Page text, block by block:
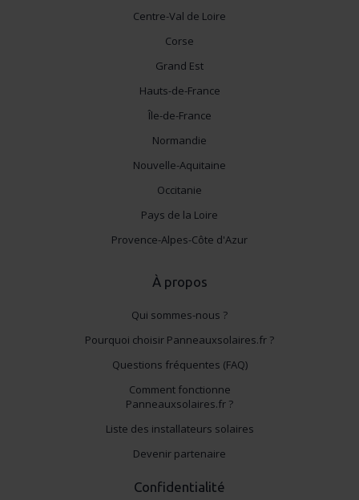
Centre-Val de Loire
Corse
Grand Est
Hauts-de-France
Île-de-France
Normandie
Nouvelle-Aquitaine
Occitanie
Pays de la Loire
Provence-Alpes-Côte d'Azur
À propos
Qui sommes-nous ?
Pourquoi choisir Panneauxsolaires.fr ?
Questions fréquentes (FAQ)
Comment fonctionne
Panneauxsolaires.fr ?
Liste des installateurs solaires
Devenir partenaire
Confidentialité